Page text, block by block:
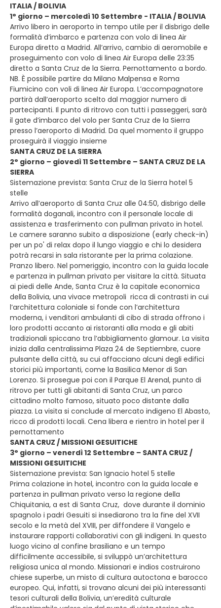
ITALIA / BOLIVIA
1° giorno – mercoledì 10 Settembre - ITALIA / BOLIVIA
Arrivo libero in aeroporto in tempo utile per il disbrigo delle
formalità d’imbarco e partenza con volo di linea Air
Europa diretto a Madrid. All’arrivo, cambio di aeromobile e
proseguimento con volo di linea Air Europa delle 23:35
diretto a Santa Cruz de la Sierra. Pernottamento a bordo.
NB. È possibile partire da Milano Malpensa e Roma
Fiumicino con voli di linea Air Europa. L’accompagnatore
partirà dall’aeroporto scelto dal maggior numero di
partecipanti. Il punto di ritrovo con tutti i passeggeri, sarà
il gate d’imbarco del volo per Santa Cruz de la Sierra
presso l’aeroporto di Madrid. Da quel momento il gruppo
proseguirà il viaggio insieme
SANTA CRUZ DE LA SIERRA
2° giorno – giovedì 11 Settembre – SANTA CRUZ DE LA
SIERRA
Sistemazione prevista: Santa Cruz de la Sierra hotel 5
stelle
Arrivo all’aeroporto di Santa Cruz alle 04:50, disbrigo delle
formalità doganali, incontro con il personale locale di
assistenza e trasferimento con pullman privato in hotel.
Le camere saranno subito a disposizione (early check-in)
per un po' di relax dopo il lungo viaggio e chi lo desidera
potrà recarsi in sala ristorante per la prima colazione.
Pranzo libero. Nel pomeriggio, incontro con la guida locale
e partenza in pullman privato per visitare la città. Situata
ai piedi delle Ande, Santa Cruz è la capitale economica
della Bolivia, una vivace metropoli ricca di contrasti in cui
l’architettura coloniale si fonde con l’architettura
moderna, i venditori ambulanti di cibo di strada offrono i
loro prodotti accanto ai ristoranti alla moda e gli abiti
tradizionali spiccano tra l’abbigliamento glamour. La visita
inizia dalla centralissima Plaza 24 de Septiembre, cuore
pulsante della città, su cui affacciano alcuni degli edifici
storici più importanti, come la Basilica Menor di San
Lorenzo. Si prosegue poi con il Parque El Arenal, punto di
ritrovo per tutti gli abitanti di Santa Cruz, un parco
cittadino molto famoso, situato poco distante dalla
piazza. La visita si conclude al mercato indigeno El Abasto,
ricco di prodotti locali. Cena libera e rientro in hotel per il
pernottamento
SANTA CRUZ / MISSIONI GESUITICHE
3° giorno – venerdì 12 Settembre – SANTA CRUZ /
MISSIONI GESUITICHE
Sistemazione prevista: San Ignacio hotel 5 stelle
Prima colazione in hotel, incontro con la guida locale e
partenza in pullman privato verso la regione della
Chiquitania, a est di Santa Cruz, dove durante il dominio
spagnolo i padri Gesuiti si insediarono tra la fine del XVII
secolo e la metà del XVIII, per diffondere il Vangelo e
instaurare rapporti collaborativi con gli indigeni. In questo
luogo vicino al confine brasiliano e un tempo
difficilmente accessibile, si sviluppò un’architettura
religiosa unica al mondo. Missionari e indios costruirono
chiese superbe, un misto di cultura autoctona e barocco
europeo. Qui, infatti, si trovano alcuni dei più interessanti
tesori culturali della Bolivia, un’eredità culturale